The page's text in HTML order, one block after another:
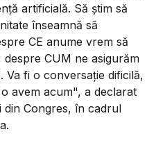
artificială. Să știm să
înseamnă să
CE anume vrem să
CUM ne asigurăm
Va fi o conversație dificilă,
avem acum", a declarat
Congres, în cadrul